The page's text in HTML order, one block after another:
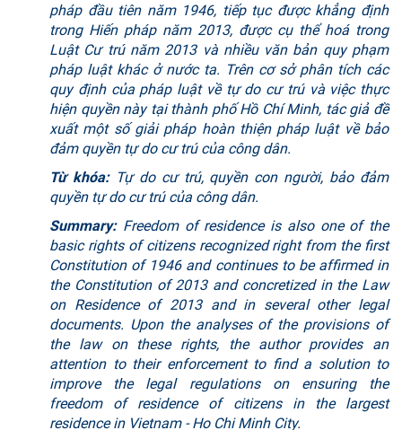
pháp đầu tiên năm 1946, tiếp tục được khẳng định
trong Hiến pháp năm 2013, được cụ thể hoá trong
Luật Cư trú năm 2013 và nhiều văn bản quy phạm
pháp luật khác ở nước ta. Trên cơ sở phân tích các
quy định của pháp luật về tự do cư trú và việc thực
hiện quyền này tại thành phố Hồ Chí Minh, tác giả đề
xuất một số giải pháp hoàn thiện pháp luật về bảo
đảm quyền tự do cư trú của công dân.
Từ khóa:Tự do cư trú, quyền con người, bảo đảm
quyền tự do cư trú của công dân.
Summary:Freedom of residence is also one of the
basic rights of citizens recognized right from the first
Constitution of 1946 and continues to be affirmed in
the Constitution of 2013 and concretized in the Law
on Residence of 2013 and in several other legal
documents. Upon the analyses of the provisions of
the law on these rights, the author provides an
attention to their enforcement to find a solution to
improve the legal regulations on ensuring the
freedom of residence of citizens in the largest
residence in Vietnam - Ho Chi Minh City.